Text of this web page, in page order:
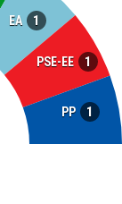
EA 1
PSE-EE 1
PP 1